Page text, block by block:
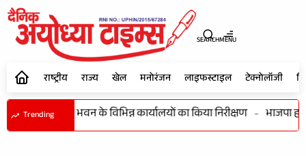
SEARCHMENU
राष्ट्रीय राज्य खेल मनोरंजन लाइफस्टाइल टेक्नोलॉजी
Trending
एवं विकास भवन के विभिन्न कार्यालयों का किया निरीक्षण - भाजपा हर